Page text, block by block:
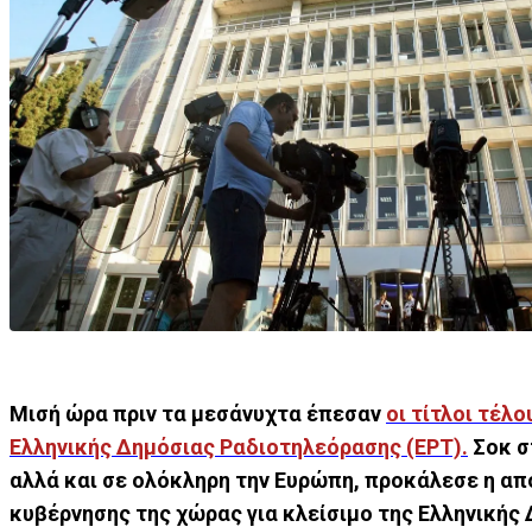
Mισή ώρα πριν τα μεσάνυχτα έπεσαν οι τίτλοι
Ελληνικής Δημόσιας Ραδιοτηλεόρασης (ΕΡΤ). Σοκ
αλλά και σε ολόκληρη την Ευρώπη, προκάλεσε η
κυβέρνησης της χώρας για κλείσιμο της Ελληνικής